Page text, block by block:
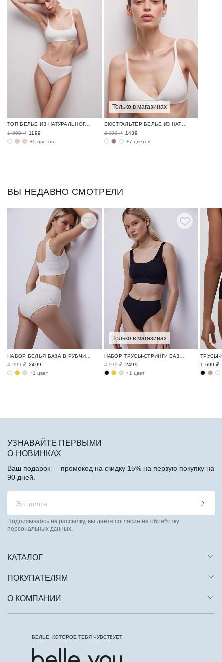
ТОП БЕЛЬЕ ИЗ НАТУРАЛЬНОГО ХЛОПКА / TENDER
1 999 ₽ 1199
+5 цветов
Только в магазинах
БЮСТГАЛЬТЕР БЕЛЬЕ ИЗ НАТУРАЛЬНОГО ХЛОПКА / TENDER
2 399 ₽ 1439
+7 цветов
ВЫ НЕДАВНО СМОТРЕЛИ
4 999 ₽ 2499
+1 цвет
Только в магазинах
4 999 ₽ 2499
+1 цвет
1 699 ₽
КАТАЛОГ
ПОКУПАТЕЛЯМ
О КОМПАНИИ
УЗНАВАЙТЕ ПЕРВЫМИ
О НОВИНКАХ
Ваш подарок — промокод на скидку 15% на первую покупку на
90 дней.
Подписываясь на рассылку, вы даете согласие на обработку
персональных данных.
БЕЛЬЕ, КОТОРОЕ ТЕБЯ ЧУВСТВУЕТ